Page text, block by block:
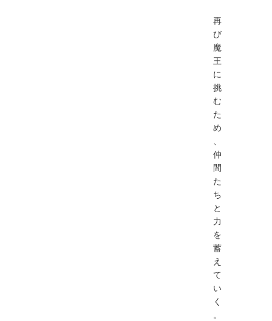
再
び
魔
王
に
挑
む
た
め
仲
間
た
ち
と
力
を
蓄
え
て
い
く
。